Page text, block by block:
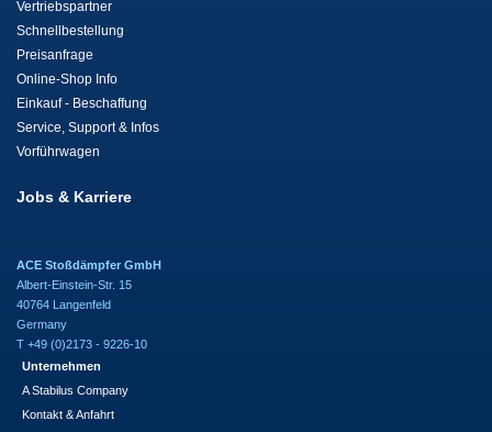
Vertriebspartner
Schnellbestellung
Preisanfrage
Online-Shop Info
Einkauf - Beschaffung
Service, Support & Infos
Vorführwagen
Jobs & Karriere
ACE Stoßdämpfer GmbH
Albert-Einstein-Str. 15
40764 Langenfeld
Germany
T +49 (0)2173 - 9226-10
Unternehmen
A Stabilus Company
Kontakt & Anfahrt